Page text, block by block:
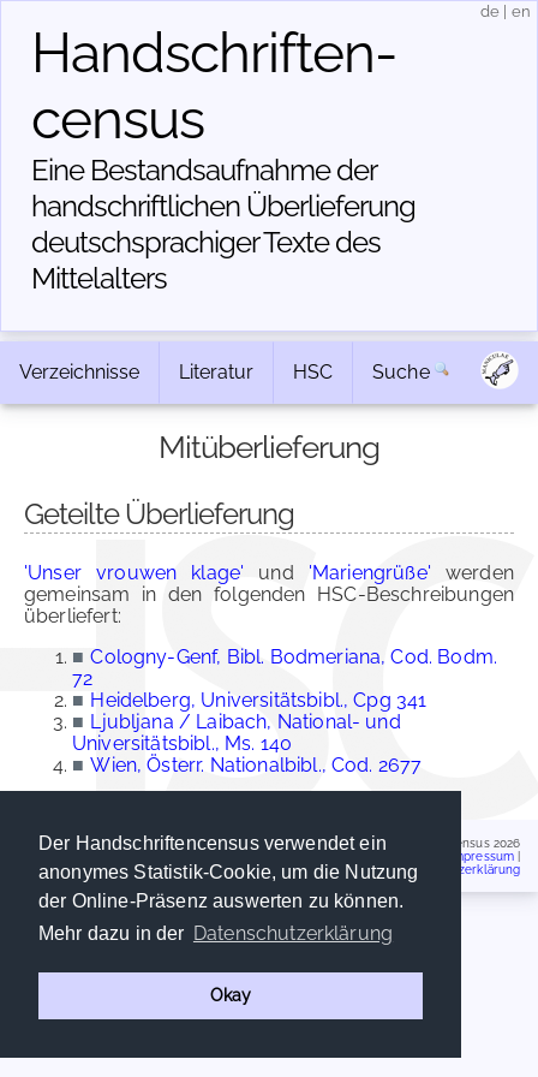
Der Handschriftencensus verwendet ein
anonymes Statistik-Cookie, um die Nutzung
der Online-Präsenz auswerten zu können.
Mehr dazu in der Datenschutzerklärung
Okay
Handschriften­
census
Eine Bestandsaufnahme der
handschriftlichen Über­lieferung
deutschsprachiger Texte des
Mittelalters
de en
Verzeichnisse Literatur HSC Suche
Mitüberlieferung
Geteilte Überlieferung
'Unser vrouwen klage' und 'Mariengrüße' werden
gemeinsam in den folgenden HSC-Beschreibungen
überliefert:
■ Cologny-Genf, Bibl. Bodmeriana, Cod. Bodm.
72
■ Heidelberg, Universitätsbibl., Cpg 341
■ Ljubljana / Laibach, National- und
Universitätsbibl., Ms. 140
■ Wien, Österr. Nationalbibl., Cod. 2677
Handschriftencensus 2026
Impressum
Datenschutzerklärung